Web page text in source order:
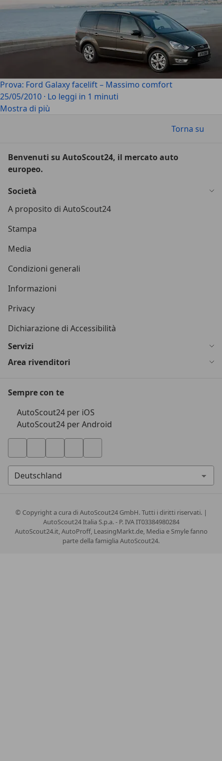
Prova: Ford Galaxy facelift – Massimo comfort
25/05/2010 · Lo leggi in 1 minuti
Mostra di più
Torna su
Benvenuti su AutoScout24, il mercato auto
europeo.
Società
A proposito di AutoScout24
Stampa
Media
Condizioni generali
Informazioni
Privacy
Dichiarazione di Accessibilità
Servizi
Area rivenditori
Sempre con te
AutoScout24 per iOS
AutoScout24 per Android
© Copyrighta cura di AutoScout24 GmbH. Tutti i diritti riservati. |
AutoScout24 Italia S.p.a. - P. IVA IT03384980284
AutoScout24.it, AutoProff, LeasingMarkt.de, Media e Smyle fanno
parte della famiglia AutoScout24.